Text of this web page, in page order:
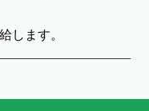
します。